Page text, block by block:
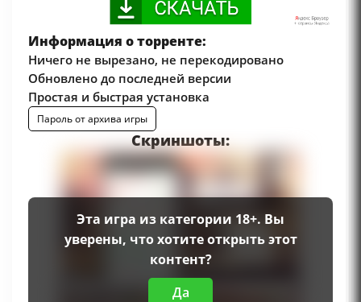
Информация о торренте:
Ничего не вырезано, не перекодировано
Обновлено до последней версии
Простая и быстрая установка
Пароль от архива игры
Скриншоты:
Эта игра из категории 18+. Вы
уверены, что хотите открыть этот
контент?
Да